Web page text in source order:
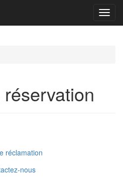
réclamation
nous